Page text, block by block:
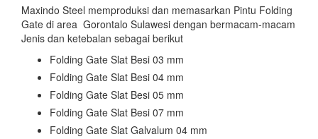
Maxindo Steel memproduksi dan memasarkan Pintu Folding
Gate di area Gorontalo Sulawesi dengan bermacam-macam
Jenis dan ketebalan sebagai berikut
Folding Gate Slat Besi 03 mm
Folding Gate Slat Besi 04 mm
Folding Gate Slat Besi 05 mm
Folding Gate Slat Besi 07 mm
Folding Gate Slat Galvalum 04 mm